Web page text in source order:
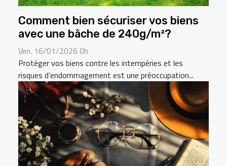
Comment bien sécuriser vos biens
avec une bâche de 240g/m²?
Ven. 16/01/2026 0h
Protéger vos biens contre les intempéries et les
risques d’endommagement est une préoccupation...